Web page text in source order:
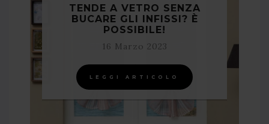
TENDE A VETRO SENZA
BUCARE GLI INFISSI? È
POSSIBILE!
16 Marzo 2023
LEGGI ARTICOLO